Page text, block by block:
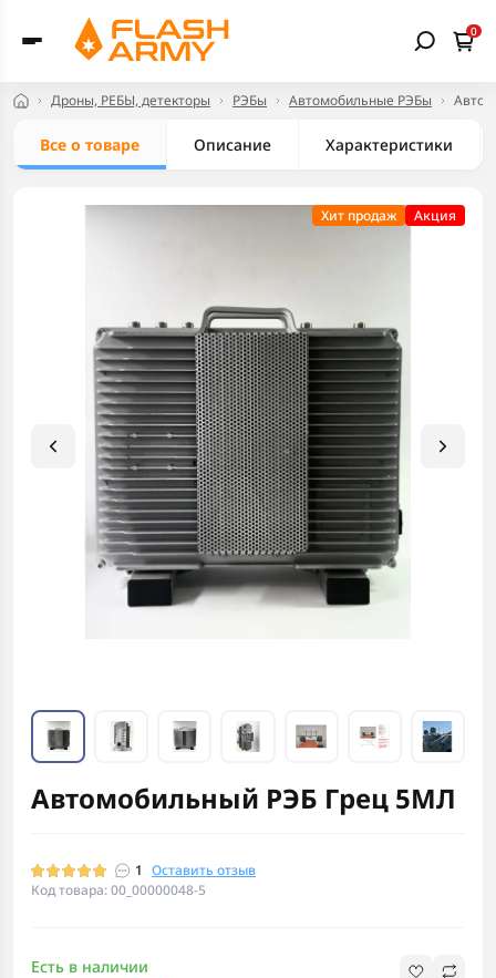
0
Дроны, РЕБЫ, детекторы РЭБы Автомобильные РЭБы
Все о товаре Описание Характеристики
Хит продаж Акция
Автомобильный РЭБ Грец 5МЛ
1 Оставить отзыв
Код товара: 00_00000048-5
Есть в наличии